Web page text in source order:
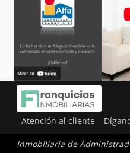
Atención al cliente
Inmobiliaria de